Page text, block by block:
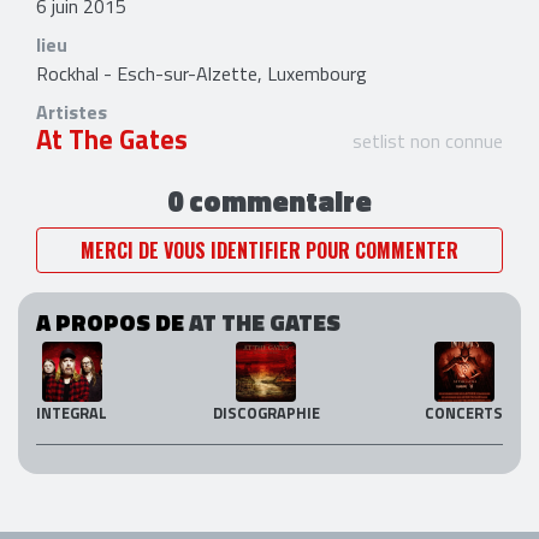
lieu
Rockhal - Esch-sur-Alzette, Luxembourg
Artistes
At The Gates setlist non connue
0 commentaire
MERCI DE VOUS IDENTIFIER POUR COMMENTER
A PROPOS DEAT THE GATES
INTEGRAL DISCOGRAPHIE CONCERTS